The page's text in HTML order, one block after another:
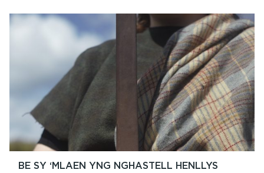
BE SY ‘MLAEN YNG NGHASTELL HENLLYS